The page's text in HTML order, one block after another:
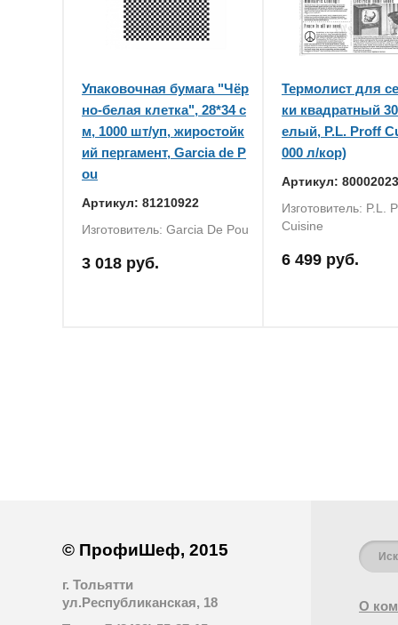
Упаковочная бумага "Чёр
но-белая клетка", 28*34 с
м, 1000 шт/уп, жиростойк
ий пергамент, Garcia de P
ou
Артикул: 81210922
Изготовитель: Garcia De Pou
3 018 руб.
Термолист для
ки квадратный
елый, P.L. Proff
000 л/кор)
Артикул: 80002023
Изготовитель: P.L.
Cuisine
6 499 руб.
© ПрофиШеф, 2015
г. Тольятти
ул.Республиканская, 18
О